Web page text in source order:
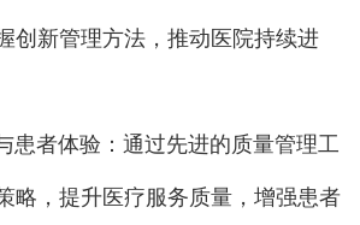
创新管理方法，推动医院持续进
患者体验：通过先进的质量管理工
略，提升医疗服务质量，增强患者